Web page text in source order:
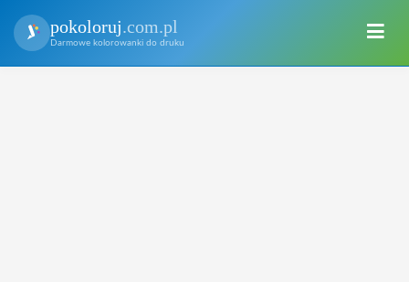
pokoloruj.com.pl
Darmowe kolorowanki do druku